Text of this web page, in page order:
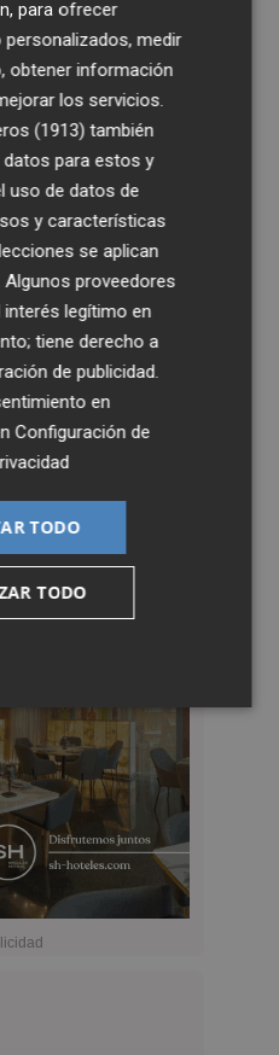
para ofrecer
medir
obtener información
los servicios.
(1913) también
para estos y
uso de datos de
y características
se aplican
proveedores
interés legítimo en
tiene derecho a
de publicidad
en
Configuración de
TODO
TODO